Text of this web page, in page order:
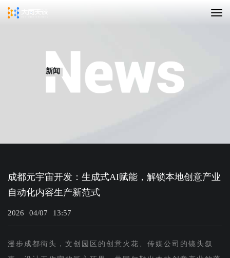
新闻
成都元宇宙开发：生成式AI赋能，解锁本地创意产业
自动化内容生产新范式
2026 04/07 13:57
漫步成都街头，文创园区的创意火花、传媒公司的镜头叙